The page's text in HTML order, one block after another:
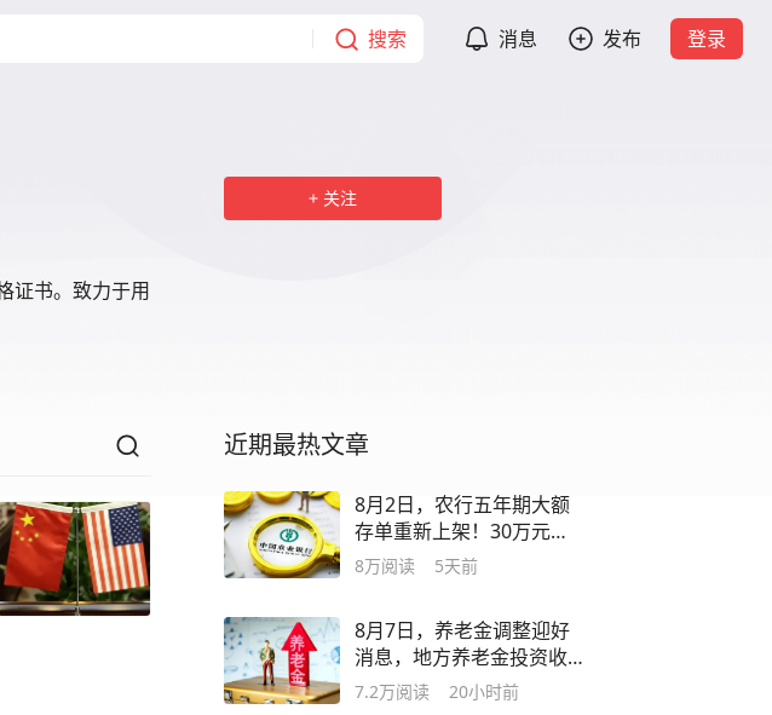
搜索 消息 发布 登录
证书。致力于用
关注
近期最热文章
8月2日，农行五年期大额
存单重新上架！30万元存5
年，利息多少？
8万阅读 5天前
8月7日，养老金调整迎好
消息，地方养老金投资收
益率近6%
7.2万阅读 20小时前